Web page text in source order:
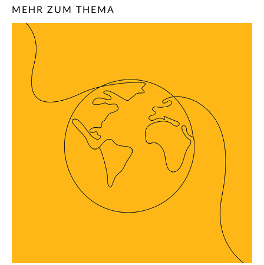
MEHR ZUM THEMA